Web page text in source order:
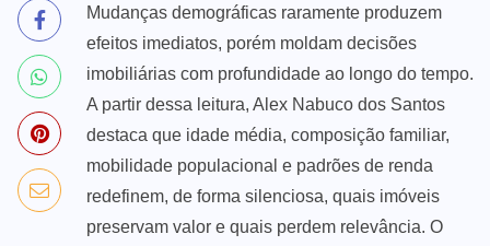
Mudanças demográficas raramente produzem
efeitos imediatos, porém moldam decisões
imobiliárias com profundidade ao longo do tempo.
A partir dessa leitura, Alex Nabuco dos Santos
destaca que idade média, composição familiar,
mobilidade populacional e padrões de renda
redefinem, de forma silenciosa, quais imóveis
preservam valor e quais perdem relevância. O